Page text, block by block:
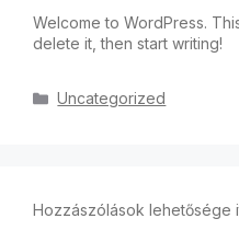
Welcome to WordPress.
delete it, then start writing!
Uncategorized
Hozzászólások lehetősége